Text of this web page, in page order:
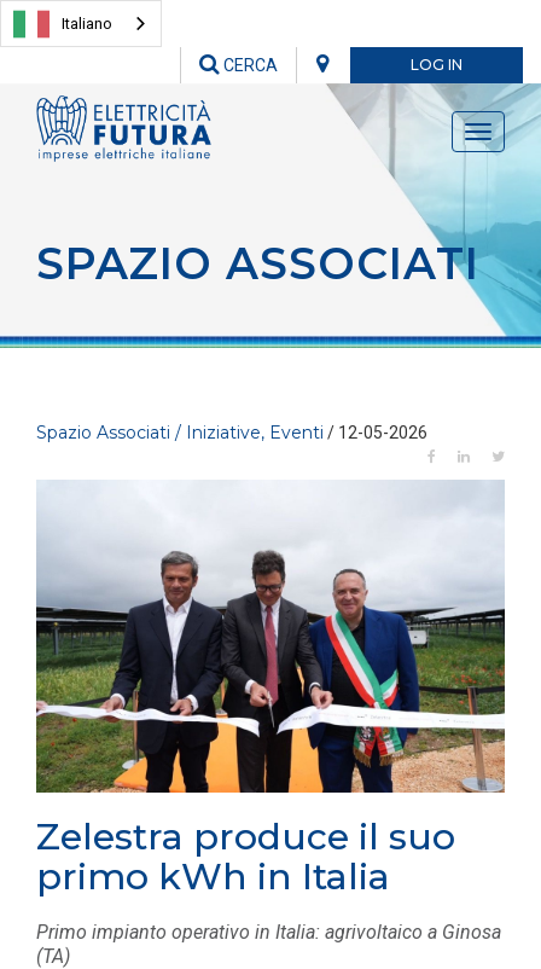
Italiano
LOG IN
CERCA
Toggle
SPAZIO ASSOCIATI
Spazio Associati / Iniziative, Eventi / 12-05-2026
Zelestra produce il suo
primo kWh in Italia
Primo impianto operativo in Italia: agrivoltaico a Ginosa
(TA)